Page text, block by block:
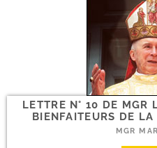
LETTRE N° 10 DE MGR
BIENFAITEURS DE
MGR